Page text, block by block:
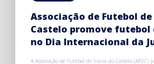
Associação de Futebol
Castelo promove futebol
no Dia Internacional da
A Associação de Futebol de Viana do Castelo (AFVC)